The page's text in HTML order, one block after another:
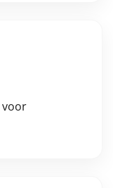
voor